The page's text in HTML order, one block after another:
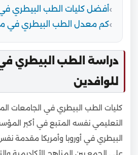
أفضل كليات الطب البيطري
كم معدل الطب البيطري في
دراسة الطب البيطري
للوافدين
كليات الطب البيطري في الجامعات
التعليمي نفسه المتبع في أكبر
البيطري في أوروبا وأمريكا مقدمة نفس